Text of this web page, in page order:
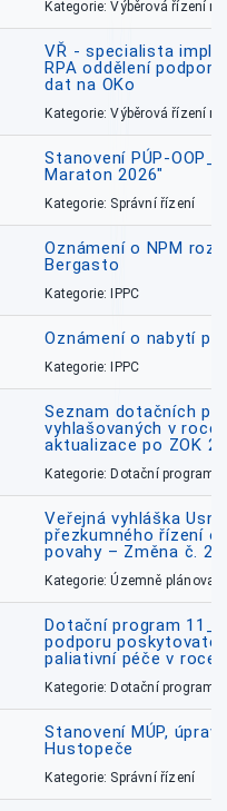
Kategorie: Výběrová řízení
VŘ - specialista
RPA oddělení
dat na OKo
Kategorie: Výběrová řízení
Stanovení PÚP-
Maraton 2026"
Kategorie: Správní řízení
Oznámení o NPM
Bergasto
Kategorie: IPPC
Oznámení o nabytí
Kategorie: IPPC
Seznam dotačních
vyhlašovaných v roce
aktualizace po ZOK
Kategorie: Dotační
Veřejná vyhláška
přezkumného řízení
povahy – Změna č. 2
Kategorie: Územně
Dotační program
podporu
paliativní péče v roce
Kategorie: Dotační
Stanovení MÚP,
Hustopeče
Kategorie: Správní řízení